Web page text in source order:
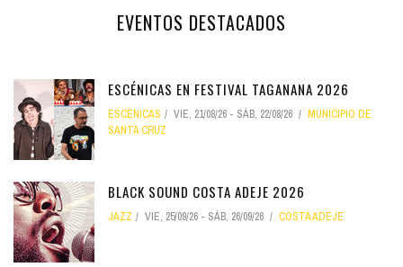
EVENTOS DESTACADOS
ESCÉNICAS EN FESTIVAL TAGANANA 2026
ESCÉNICAS VIE, 21/08/26 - SÁB, 22/08/26
MUNICIPIO DE
SANTA CRUZ
BLACK SOUND COSTA ADEJE 2026
JAZZ VIE, 25/09/26 - SÁB, 26/09/26 COSTA ADEJE